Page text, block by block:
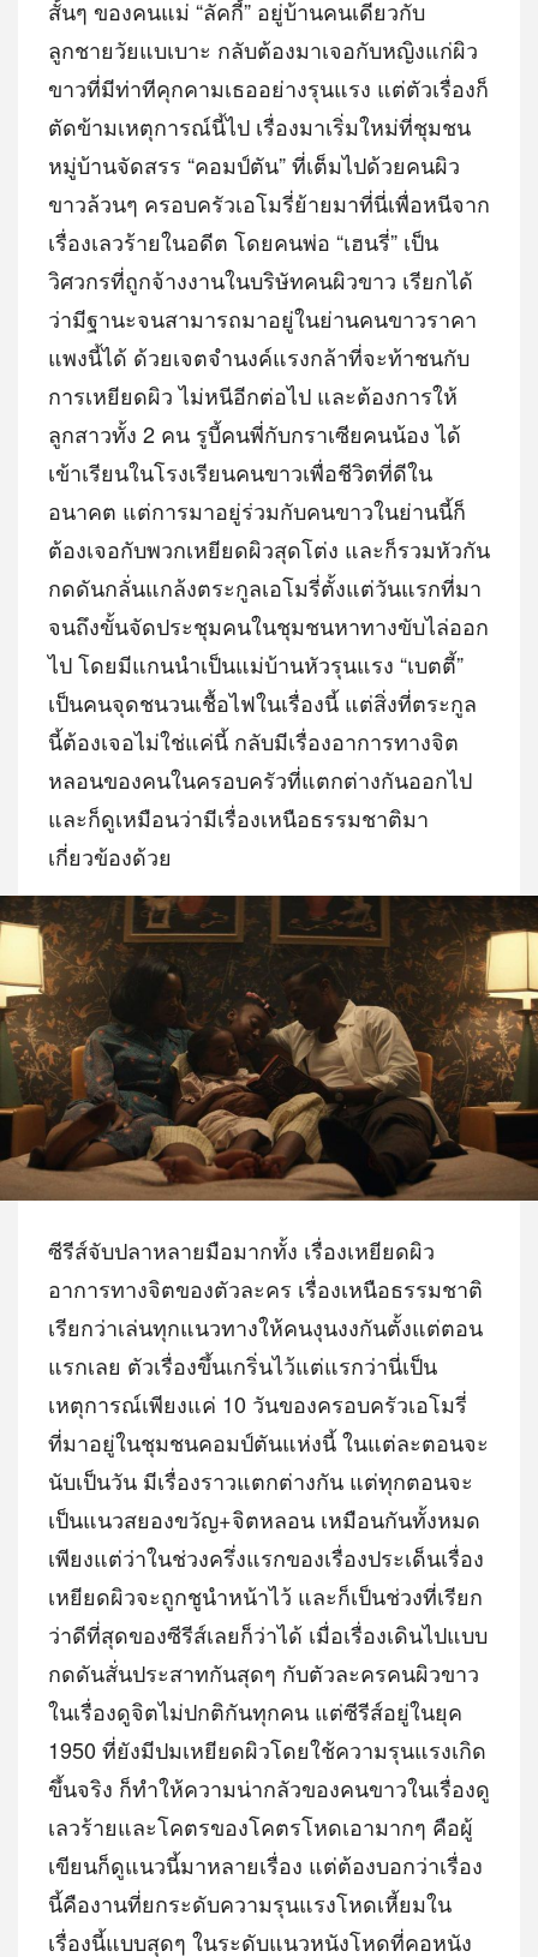
สั้นๆ ของคนแม่ “ลัคกี้” อยู่บ้านคนเดียวกับ
ลูกชายวัยแบเบาะ กลับต้องมาเจอกับหญิงแก่ผิว
ขาวที่มีท่าทีคุกคามเธออย่างรุนแรง แต่ตัวเรื่องก็
ตัดข้ามเหตุการณ์นี้ไป เรื่องมาเริ่มใหม่ที่ชุมชน
หมู่บ้านจัดสรร “คอมป์ตัน” ที่เต็มไปด้วยคนผิว
ขาวล้วนๆ ครอบครัวเอโมรี่ย้ายมาที่นี่เพื่อหนีจาก
เรื่องเลวร้ายในอดีต โดยคนพ่อ “เฮนรี่” เป็น
วิศวกรที่ถูกจ้างงานในบริษัทคนผิวขาว เรียกได้
ว่ามีฐานะจนสามารถมาอยู่ในย่านคนขาวราคา
แพงนี้ได้ ด้วยเจตจำนงค์แรงกล้าที่จะท้าชนกับ
การเหยียดผิว ไม่หนีอีกต่อไป และต้องการให้
ลูกสาวทั้ง 2 คน รูบี้คนพี่กับกราเซียคนน้อง ได้
เข้าเรียนในโรงเรียนคนขาวเพื่อชีวิตที่ดีใน
อนาคต แต่การมาอยู่ร่วมกับคนขาวในย่านนี้ก็
ต้องเจอกับพวกเหยียดผิวสุดโต่ง และก็รวมหัวกัน
กดดันกลั่นแกล้งตระกูลเอโมรี่ตั้งแต่วันแรกที่มา
จนถึงขั้นจัดประชุมคนในชุมชนหาทางขับไล่ออก
ไป โดยมีแกนนำเป็นแม่บ้านหัวรุนแรง “เบตตี้”
เป็นคนจุดชนวนเชื้อไฟในเรื่องนี้ แต่สิ่งที่ตระกูล
นี้ต้องเจอไม่ใช่แค่นี้ กลับมีเรื่องอาการทางจิต
หลอนของคนในครอบครัวที่แตกต่างกันออกไป
และก็ดูเหมือนว่ามีเรื่องเหนือธรรมชาติมา
เกี่ยวข้องด้วย
ซีรีส์จับปลาหลายมือมากทั้ง เรื่องเหยียดผิว
อาการทางจิตของตัวละคร เรื่องเหนือธรรมชาติ
เรียกว่าเล่นทุกแนวทางให้คนงุนงงกันตั้งแต่ตอน
แรกเลย ตัวเรื่องขึ้นเกริ่นไว้แต่แรกว่านี่เป็น
เหตุการณ์เพียงแค่ 10 วันของครอบครัวเอโมรี่
ที่มาอยู่ในชุมชนคอมป์ตันแห่งนี้ ในแต่ละตอนจะ
นับเป็นวัน มีเรื่องราวแตกต่างกัน แต่ทุกตอนจะ
เป็นแนวสยองขวัญ+จิตหลอน เหมือนกันทั้งหมด
เพียงแต่ว่าในช่วงครึ่งแรกของเรื่องประเด็นเรื่อง
เหยียดผิวจะถูกชูนำหน้าไว้ และก็เป็นช่วงที่เรียก
ว่าดีที่สุดของซีรีส์เลยก็ว่าได้ เมื่อเรื่องเดินไปแบบ
กดดันสั่นประสาทกันสุดๆ กับตัวละครคนผิวขาว
ในเรื่องดูจิตไม่ปกติกันทุกคน แต่ซีรีส์อยู่ในยุค
1950 ที่ยังมีปมเหยียดผิวโดยใช้ความรุนแรงเกิด
ขึ้นจริง ก็ทำให้ความน่ากลัวของคนขาวในเรื่องดู
เลวร้ายและโคตรของโคตรโหดเอามากๆ คือผู้
เขียนก็ดูแนวนี้มาหลายเรื่อง แต่ต้องบอกว่าเรื่อง
นี้คืองานที่ยกระดับความรุนแรงโหดเหี้ยมใน
เรื่องนี้แบบสุดๆ ในระดับแนวหนังโหดที่คอหนัง